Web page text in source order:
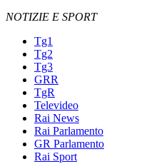
NOTIZIE E SPORT
Tg1
Tg2
Tg3
GRR
TgR
Televideo
Rai News
Rai Parlamento
GR Parlamento
Rai Sport